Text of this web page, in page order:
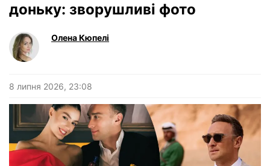
доньку: зворушливі фото
Олена Кюпелі
8 липня 2026, 23:08